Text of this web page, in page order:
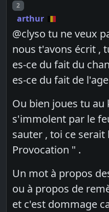
Post number
2
arthur
@clyso tu ne veux
nous t'avons écrit ,
es-ce du fait du
es-ce du fait de
Ou bien joues tu au
s'immolent par le
sauter , toi ce serait
Provocation " .
Un mot à propos
ou à propos de
et c'est dommage